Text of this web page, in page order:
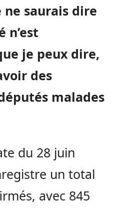
ne saurais dire
n’est
je peux dire,
des
malades
du 28 juin
un total
avec 845